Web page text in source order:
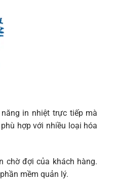
in nhiệt trực tiếp mà
hợp với nhiều loại hóa
chờ đợi của khách hàng.
mềm quản lý.